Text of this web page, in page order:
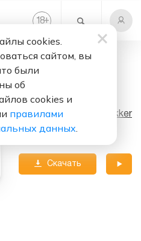
18+
Слушать бесплатно
Woof
Исполнитель: Sofi Tukker
Скачать
cookies.
сайтом, вы
были
об
cookies и
правилами
данных.